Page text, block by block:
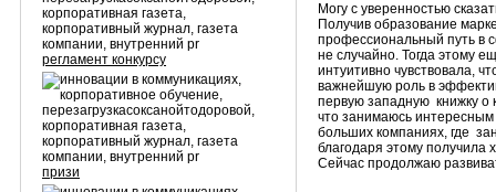
регламент конкурсу
призи
Могу с уверенностью
Получив образование
профессиональный путь в
не случайно. Тогда этому
интуитивно чувствовала,
важнейшую роль в
первую западную книжку о
что занимаюсь
больших компаниях, где
благодаря этому
Сейчас продолжаю